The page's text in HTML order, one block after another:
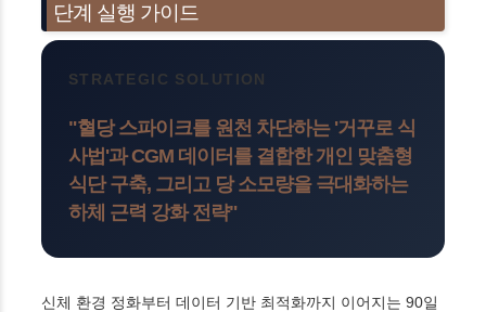
단계 실행 가이드
STRATEGIC SOLUTION
"혈당 스파이크를 원천 차단하는 '거꾸로 식
사법'과 CGM 데이터를 결합한 개인 맞춤형
식단 구축, 그리고 당 소모량을 극대화하는
하체 근력 강화 전략"
신체 환경 정화부터 데이터 기반 최적화까지 이어지는 90일